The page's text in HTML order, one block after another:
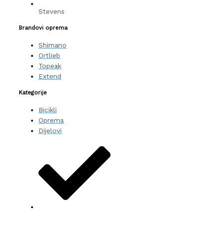
Stevens
Brandovi oprema
Shimano
Ortlieb
Topeak
Extend
Kategorije
Bicikli
Oprema
Dijelovi